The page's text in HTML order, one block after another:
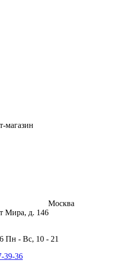
магазин
Москва
Мира, д. 146
Пн - Вс, 10 - 21
39-36